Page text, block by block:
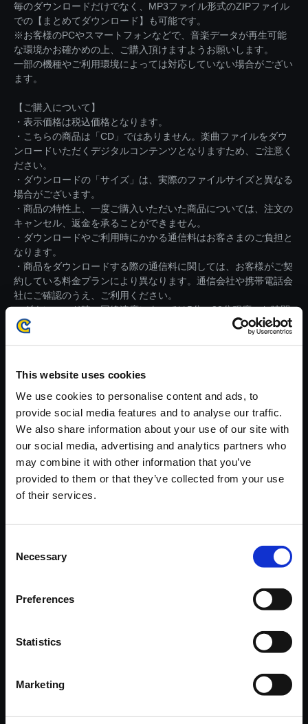
This website uses cookies
We use cookies to personalise content and ads, to
provide social media features and to analyse our traffic.
We also share information about your use of our site with
our social media, advertising and analytics partners who
may combine it with other information that you’ve
provided to them or that they’ve collected from your use
of their services.
Selection
Necessary
Preferences
Statistics
Marketing
毎のダウンロードだけでなく、MP3ファイル形式のZIPファイル
での【まとめてダウンロード】も可能です。
※お客様のPCやスマートフォンなどで、音楽データが再生可能
な環境かお確かめの上、ご購入頂けますようお願いします。
一部の機種やご利用環境によっては対応していない場合がござい
ます。
【ご購入について】
・表示価格は税込価格となります。
・こちらの商品は「CD」ではありません。楽曲ファイルをダウ
ンロードいただくデジタルコンテンツとなりますため、ご注意く
ださい。
・ダウンロードの「サイズ」は、実際のファイルサイズと異なる
場合がございます。
・商品の特性上、一度ご購入いただいた商品については、注文の
キャンセル、返金を承ることができません。
・ダウンロードやご利用時にかかる通信料はお客さまのご負担と
なります。
・商品をダウンロードする際の通信料に関しては、お客様がご契
約している料金プランにより異なります。通信会社や携帯電話会
社にご確認のうえ、ご利用ください。
・ダウンロード時、回線速度によっては5分～82分程度のお時間
がかかる場合がございます。
※ご購入いただいたファイルのダウンロードの際には、通信環境
【単曲】流星のロックマン パー
フェクトコレクション オリジナ
150円